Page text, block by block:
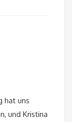
hat uns
und Kristina